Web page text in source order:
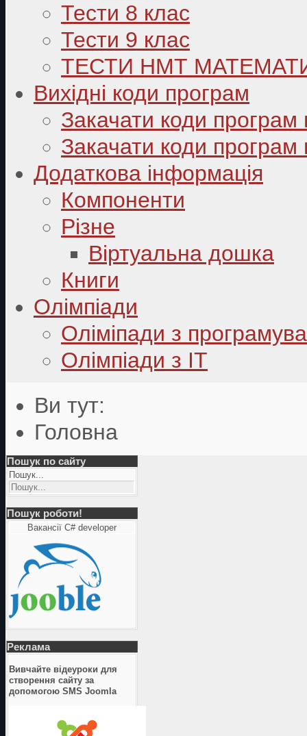
Тести 8 клас
Тести 9 клас
ТЕСТИ НМТ
Вихідні коди програм
Закачати коди програм
Закачати коди програм
Додаткова інформація
Компоненти
Різне
Віртуальна дошка
Книги
Олімпіади
Оліміпади з
Олімпіади з ІТ
Ви тут:
Головна
Пошук по сайту
Пошук...
Пошук роботи!
Вакансії C# developer
Реклама
Вивчайте відеуроки для
створення сайту за
допомогою SMS Joomla